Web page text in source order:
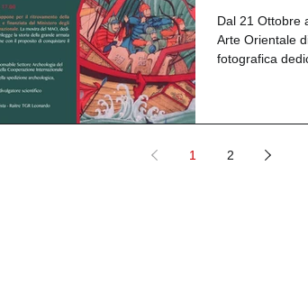
Dal 21 Ottobre
Arte Orientale
fotografica
1 2